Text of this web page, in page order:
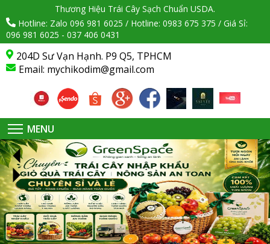
Thương Hiệu Trái Cây Sạch Chuẩn USDA.
Hotline: Zalo 096 981 6025 / Hotline: 0983 675 375 / Giá Sỉ:
096 981 6025 - 037 406 0431
204D Sư Vạn Hạnh. P9 Q5, TPHCM
Email: mychikodim@gmail.com
MENU